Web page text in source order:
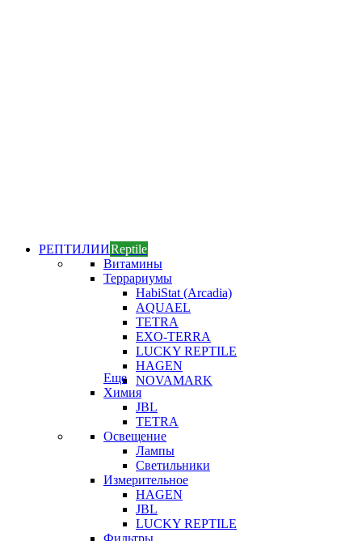
РЕПТИЛИИReptile
Витамины
Террариумы
HabiStat (Arcadia)
AQUAEL
TETRA
EXO-TERRA
LUCKY REPTILE
HAGEN
NOVAMARK
Еще
Химия
JBL
TETRA
Освещение
Лампы
Светильники
Измерительное
HAGEN
JBL
LUCKY REPTILE
Фильтры